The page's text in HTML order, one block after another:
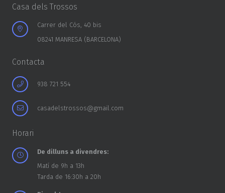
Casa dels Trossos
Carrer del Cós, 40 bis
08241 MANRESA (BARCELONA)
Contacta
938 721 554
casadelstrossos@gmail.com
Horari
De dilluns a divendres:
Matí de 9h a 13h
Tarda de 16:30h a 20h